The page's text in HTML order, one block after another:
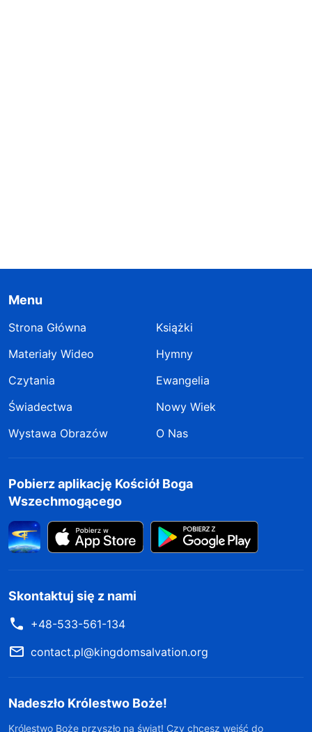
Menu
Strona Główna
Książki
Materiały Wideo
Hymny
Czytania
Ewangelia
Świadectwa
Nowy Wiek
Wystawa Obrazów
O Nas
Pobierz aplikację Kościół Boga
Wszechmogącego
Skontaktuj się z nami
+48-533-561-134
contact.pl@kingdomsalvation.org
Nadeszło Królestwo Boże!
Królestwo Boże przyszło na świat! Czy chcesz wejść do